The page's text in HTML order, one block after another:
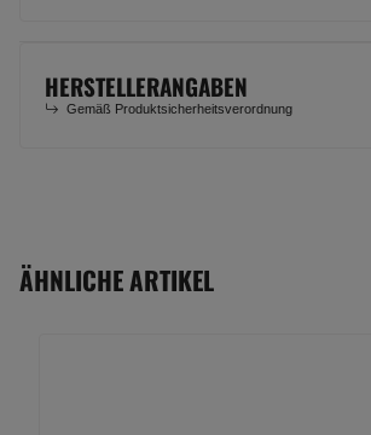
HERSTELLERANGABEN
Gemäß Produktsicherheitsverordnung
ÄHNLICHE ARTIKEL